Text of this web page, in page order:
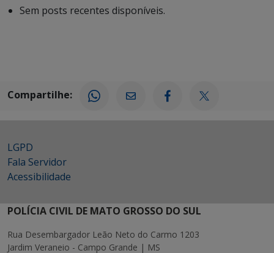
Sem posts recentes disponíveis.
Compartilhe:
LGPD
Fala Servidor
Acessibilidade
POLÍCIA CIVIL DE MATO GROSSO DO SUL
Rua Desembargador Leão Neto do Carmo 1203
Jardim Veraneio - Campo Grande | MS